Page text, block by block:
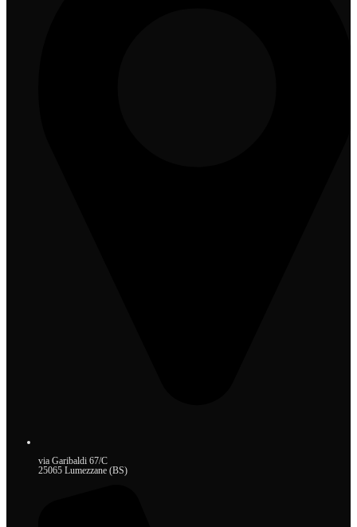
via Garibaldi 67/C
25065 Lumezzane (BS)